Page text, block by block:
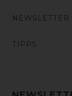
NEWSLETTER
TIPPS